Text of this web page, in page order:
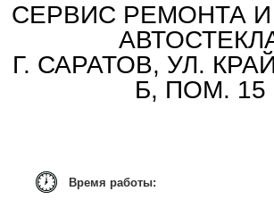
СЕРВИС РЕМОНТА
Г. САРАТОВ, УЛ.
Б, ПОМ. 15
Время работы: